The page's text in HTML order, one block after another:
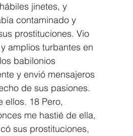
jinetes, y
contaminado y
prostituciones. Vio
amplios turbantes en
babilonios
y envió mensajeros
de sus pasiones.
ellos. 18 Pero,
me hastié de ella,
sus prostituciones,